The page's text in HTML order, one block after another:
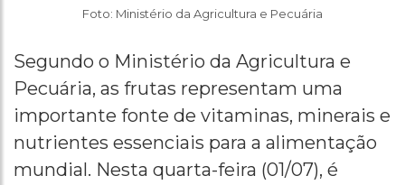
Foto: Ministério da Agricultura e Pecuária
Segundo o Ministério da Agricultura e
Pecuária, as frutas representam uma
importante fonte de vitaminas, minerais e
nutrientes essenciais para a alimentação
mundial. Nesta quarta-feira (01/07), é